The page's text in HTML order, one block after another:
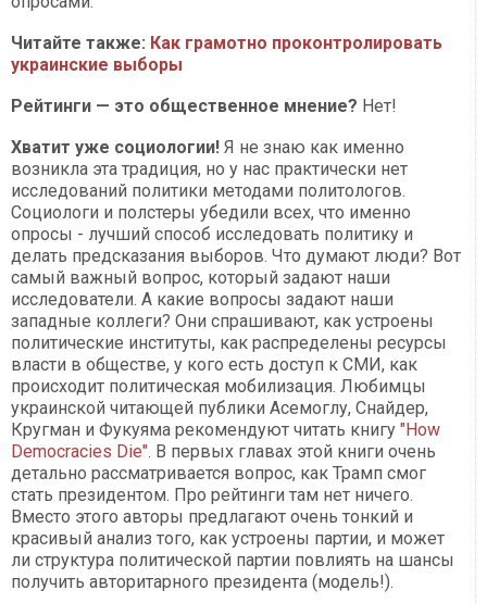
Читайте также: Как грамотно проконтролировать
украинские выборы
Рейтинги — это общественное мнение? Нет!
Хватит уже социологии! Я не знаю как именно
возникла эта традиция, но у нас практически нет
исследований политики методами политологов.
Социологи и полстеры убедили всех, что именно
опросы - лучший способ исследовать политику и
делать предсказания выборов. Что думают люди? Вот
самый важный вопрос, который задают наши
исследователи. А какие вопросы задают наши
западные коллеги? Они спрашивают, как устроены
политические институты, как распределены ресурсы
власти в обществе, у кого есть доступ к СМИ, как
происходит политическая мобилизация. Любимцы
украинской читающей публики Асемоглу, Снайдер,
Кругман и Фукуяма рекомендуют читать книгу "How
Democracies Die". В первых главах этой книги очень
детально рассматривается вопрос, как Трамп смог
стать президентом. Про рейтинги там нет ничего.
Вместо этого авторы предлагают очень тонкий и
красивый анализ того, как устроены партии, и может
ли структура политической партии повлиять на шансы
получить авторитарного президента (модель!).